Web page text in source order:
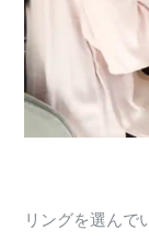
リングを選んで